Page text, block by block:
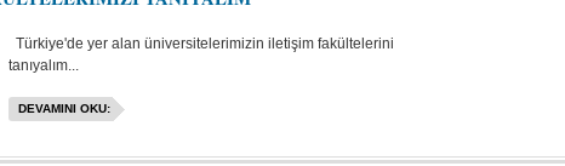
Türkiye'de yer alan üniversitelerimizin iletişim fakültelerini
tanıyalım...
DEVAMINI OKU: